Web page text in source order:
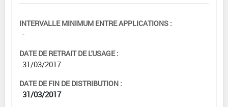
INTERVALLE MINIMUM ENTRE APPLICATIONS :
-
DATE DE RETRAIT DE L'USAGE :
31/03/2017
DATE DE FIN DE DISTRIBUTION :
31/03/2017